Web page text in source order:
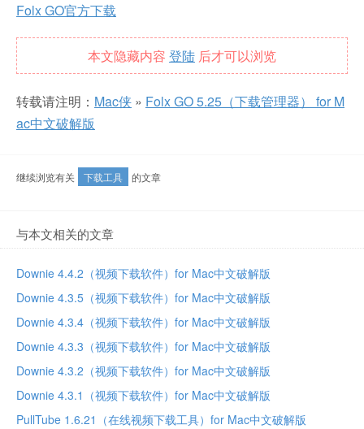
Folx GO官方下载
本文隐藏内容 登陆 后才可以浏览
转载请注明： Mac侠 » Folx GO 5.25（下载管理器） for M
ac中文破解版
继续浏览有关 下载工具 的文章
与本文相关的文章
Downie 4.4.2（视频下载软件）for Mac中文破解版
Downie 4.3.5（视频下载软件）for Mac中文破解版
Downie 4.3.4（视频下载软件）for Mac中文破解版
Downie 4.3.3（视频下载软件）for Mac中文破解版
Downie 4.3.2（视频下载软件）for Mac中文破解版
Downie 4.3.1（视频下载软件）for Mac中文破解版
PullTube 1.6.21（在线视频下载工具）for Mac中文破解版